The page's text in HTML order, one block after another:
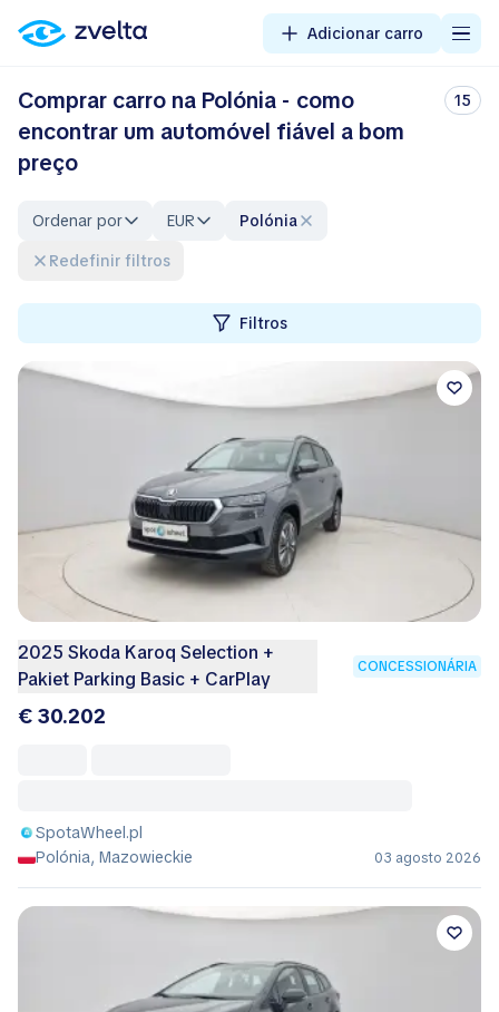
Adicionar carro
Comprar carro na Polónia - como
encontrar um automóvel fiável a bom
preço
15
Ordenar por EUR
Polónia
Redefinir filtros
Filtros
2025 Skoda Karoq Selection +
Pakiet Parking Basic + CarPlay
CONCESSIONÁRIA
€ 30.202
SpotaWheel.pl
Polónia, Mazowieckie
03 agosto 2026